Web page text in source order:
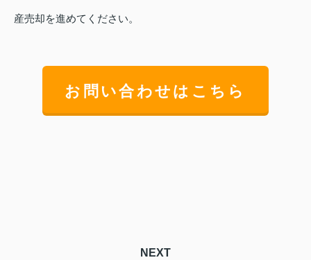
産売却を進めてください。
お問い合わせはこちら
NEXT